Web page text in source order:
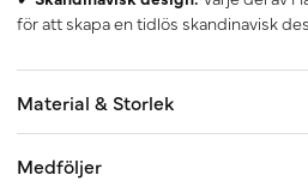
för att skapa en tidlös skandinavisk
Material & Storlek
Medföljer